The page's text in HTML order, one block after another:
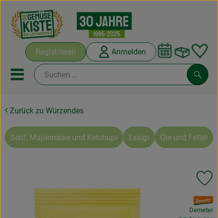
Registrieren Anmelden
Mobiles Menu öffnen oder
Abokisten
Kochboxen
Zurück zu Würzendes
Senf, Majonnaise und Ketchup Essig Öle und Fette
, Verband:
Demeter